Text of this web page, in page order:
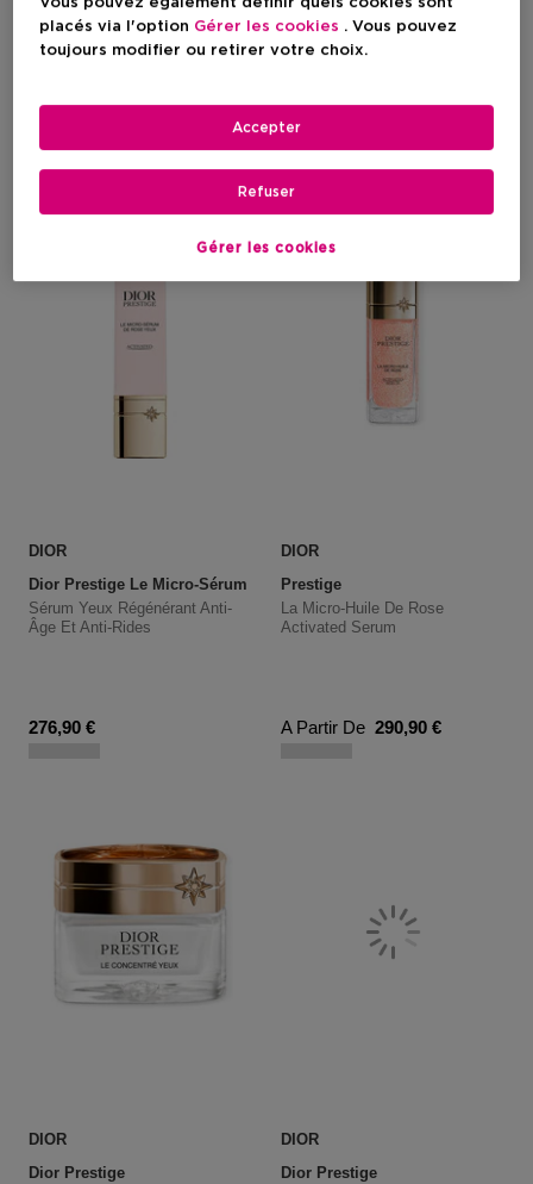
Baume-En-Huile D'exception -
Visage, Yeux Et Lèvres
Mousse Nettoyante Confort
D'exception Visage
Prix du produit
107,90 €
DIOR
Sérum Yeux Régénérant Anti-
Âge Et Anti-Rides
Prix du produit
276,90 €
DIOR
Prestige
La Micro-Huile De Rose
Activated Serum
A Partir De Prix du produit
290,90 €
DIOR
Dior Prestige
DIOR
Dior Prestige
placés via l'option Gérer les cookies . Vous pouvez
toujours modifier ou retirer votre choix.
Gérer les cookies
Refuser
Accepter